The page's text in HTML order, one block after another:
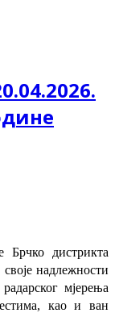
Брчко дистрикта
надлежности
мјерења
као и ван